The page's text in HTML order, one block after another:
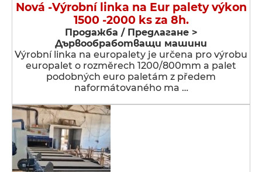
Nová -Výrobní linka na Eur palety výkon
1500 -2000 ks za 8h.
Продажба / Предлагане >
Дървообработващи машини
Výrobní linka na europalety je určena pro výrobu
europalet o rozměrech 1200/800mm a palet
podobných euro paletám z předem
naformátovaného ma …